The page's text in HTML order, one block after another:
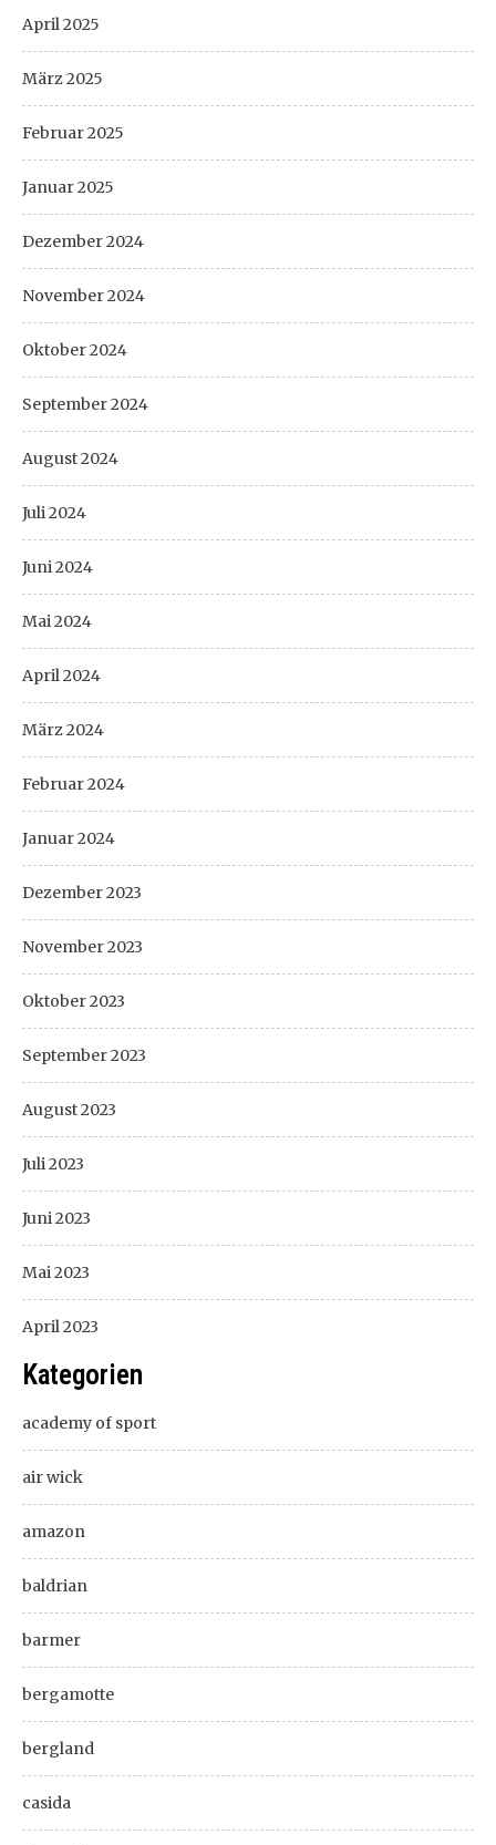
April 2025
März 2025
Februar 2025
Januar 2025
Dezember 2024
November 2024
Oktober 2024
September 2024
August 2024
Juli 2024
Juni 2024
Mai 2024
April 2024
März 2024
Februar 2024
Januar 2024
Dezember 2023
November 2023
Oktober 2023
September 2023
August 2023
Juli 2023
Juni 2023
Mai 2023
April 2023
Kategorien
academy of sport
air wick
amazon
baldrian
barmer
bergamotte
bergland
casida